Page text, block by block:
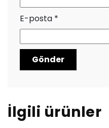
E-posta *
İlgili ürünler